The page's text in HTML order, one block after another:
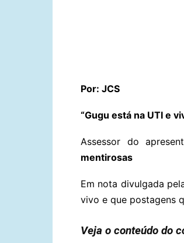
Por: JCS
“Gugu está na UTI e
Assessor do
mentirosas
Em nota divulgada
vivo e que postagens
Veja o conteúdo do